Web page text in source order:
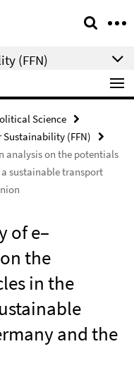
(FFN)
Science
Sustainability (FFN)
analysis on the potentials
sustainable transport
of e–
the
in the
and the